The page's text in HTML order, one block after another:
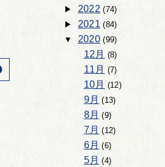
2022 (74)
2021(84)
2020(99)
12月 (8)
11月 (7)
10月 (12)
9月 (13)
8月 (9)
7月 (12)
6月 (6)
5月 (4)